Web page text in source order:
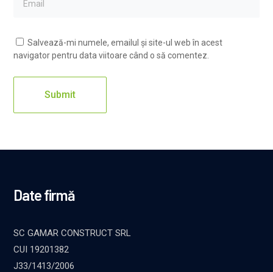
Salvează-mi numele, emailul și site-ul web în acest
navigator pentru data viitoare când o să comentez.
Date firmă
SC GAMAR CONSTRUCT SRL
CUI 19201382
J33/1413/2006